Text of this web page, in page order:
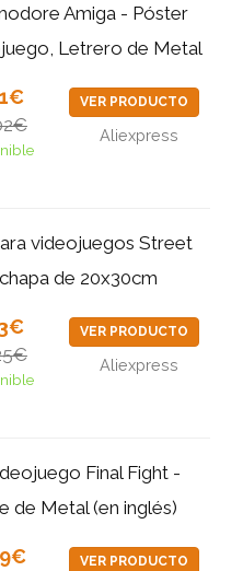
Amiga - Póster
Letrero de Metal
VER PRODUCTO
Aliexpress
videojuegos Street
de 20x30cm
VER PRODUCTO
Aliexpress
Final Fight -
de Metal (en inglés)
VER PRODUCTO